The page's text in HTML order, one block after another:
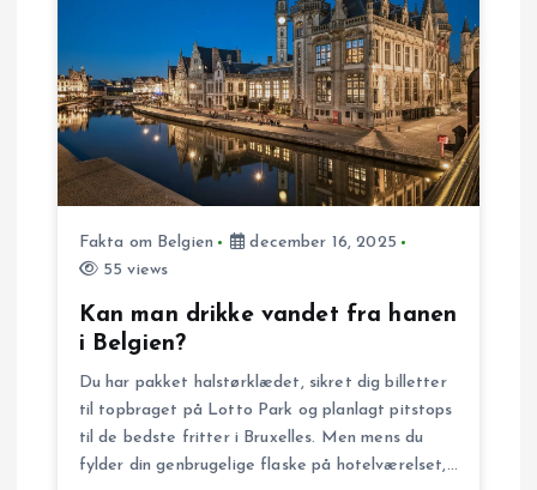
Fakta om Belgien
december 16, 2025
55 views
Kan man drikke vandet fra hanen
i Belgien?
Du har pakket halstørklædet, sikret dig billetter
til topbraget på Lotto Park og planlagt pitstops
til de bedste fritter i Bruxelles. Men mens du
fylder din genbrugelige flaske på hotelværelset,…